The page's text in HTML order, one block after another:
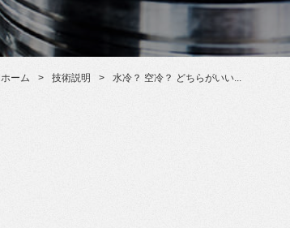
ホーム > 技術説明 > 水冷？ 空冷？ どちらがいい...